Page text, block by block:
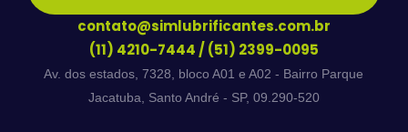
contato@simlubrificantes.com.br
(11) 4210-7444 / (51) 2399-0095
Av. dos estados, 7328, bloco A01 e A02 - Bairro Parque
Jacatuba, Santo André - SP, 09.290-520